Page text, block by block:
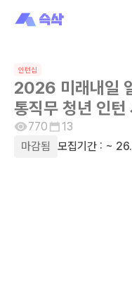
인턴십
2026 미래내일
통직무 청년 인턴
770
13
마감됨
모집기간 : ~